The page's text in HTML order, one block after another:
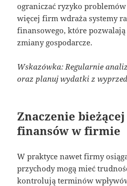
ograniczać ryzyko
więcej firm wdraża systemy
finansowego, które pozwalają
zmiany gospodarcze.
Wskazówka: Regularnie
oraz planuj wydatki z
Znaczenie
finansów w firmie
W praktyce nawet firmy
przychody mogą mieć
kontrolują terminów